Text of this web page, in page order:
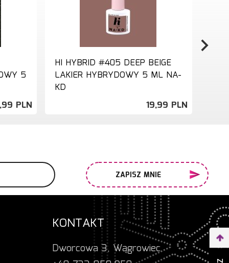
5
99 PLN
HI HYBRID #405 DEEP BEIGE
LAKIER HYBRYDOWY 5 ML NA-
KD
19,99 PLN
ZAPISZ MNIE
KONTAKT
Dworcowa 3, Wągrowiec